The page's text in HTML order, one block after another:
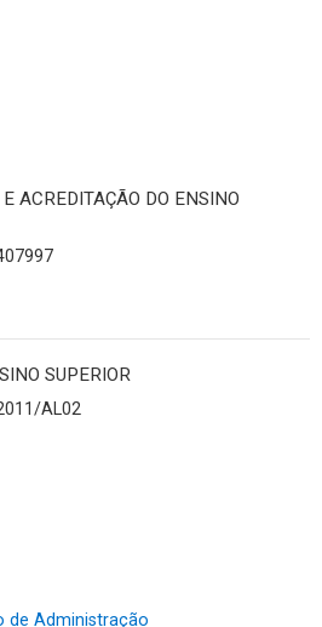
ACREDITAÇÃO DO ENSINO
SUPERIOR
AL02
de Administração